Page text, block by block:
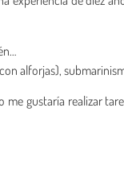
alforjas),
gustaría realizar